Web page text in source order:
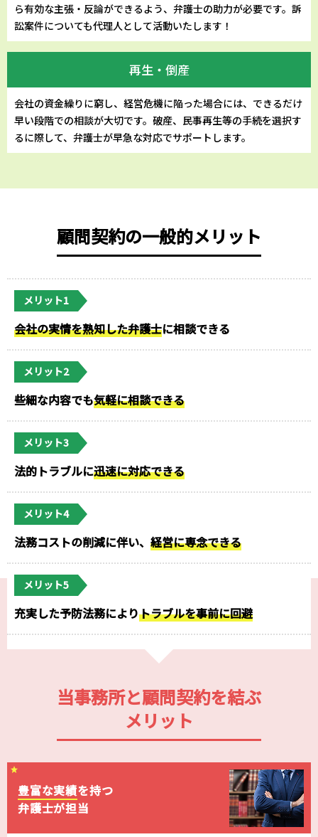
ら有効な主張・反論ができるよう、弁護士の助力が必要です。訴
訟案件についても代理人として活動いたします！
再生・倒産
会社の資金繰りに窮し、経営危機に陥った場合には、できるだけ
早い段階での相談が大切です。破産、民事再生等の手続を選択す
るに際して、弁護士が早急な対応でサポートします。
顧問契約の一般的メリット
メリット1
会社の実情を熟知した弁護士に相談できる
メリット2
些細な内容でも気軽に相談できる
メリット3
法的トラブルに迅速に対応できる
メリット4
法務コストの削減に伴い、 経営に専念できる
メリット5
充実した予防法務によりトラブルを事前に回避
当事務所と顧問契約を結ぶ
メリット
豊富な実績を持つ
弁護士が担当